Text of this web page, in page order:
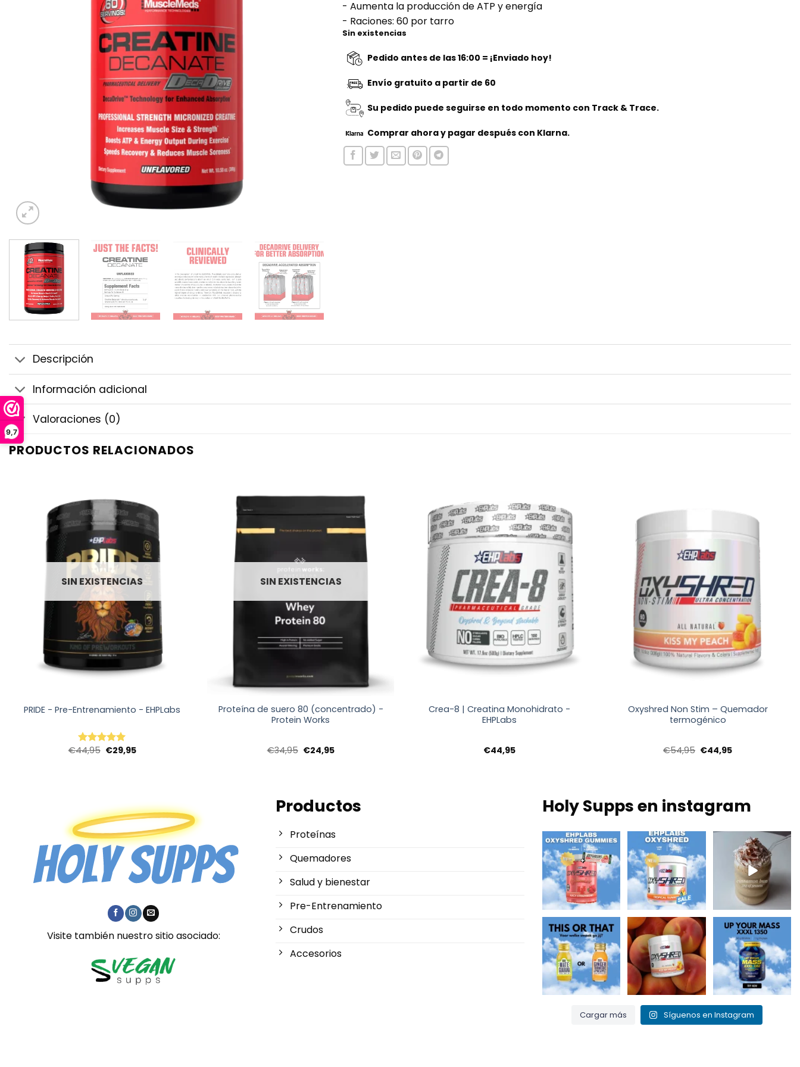
9,7
era:
€34,95.
es:
€19,95.
- Aumenta la producción de ATP y energía
- Raciones: 60 por tarro
Sin existencias
Pedido antes de las 16:00 = ¡Enviado hoy!
Envío gratuito a partir de 60
Su pedido puede seguirse en todo momento con Track & Trace.
Comprar ahoray pagar después con Klarna.
Descripción
Información adicional
Valoraciones (0)
PRODUCTOS RELACIONADOS
SIN EXISTENCIAS
PRIDE - Pre-Entrenamiento - EHPLabs
Valorado
€44,95 El
precio
€29,95El
SIN EXISTENCIAS
Proteína de suero 80 (concentrado) -
Protein Works
€34,95 El
precio
€24,95El
Crea-8 | Creatina Monohidrato -
EHPLabs
€44,95
Oxyshred Non Stim – Quemador
termogénico
€54,95 El
precio
€44,95El
Visite también nuestro sitio asociado:
Productos
Proteínas
Quemadores
Salud y bienestar
Pre-Entrenamiento
Crudos
Accesorios
Holy Supps en instagram
Nuevo en Holy Supps
🍬⚡
OxyShred Gummies
de...
3
¡Bajo en grasas y
150mg de cafeína
por ración! ⚡...
0 2
Nutritivo, rico en
proteínas y perfecto
para...
2 0
¿Mate y guaraná
para un chute de
energía o...
0 0
¡Bésame el
melocotón y quema
esa grasa! 🍑🔥
...
1 0
Up Your Mass XXXL
1350 = proteínas +
BCAA para el...
1 0
Cargar más Síguenos en Instagram